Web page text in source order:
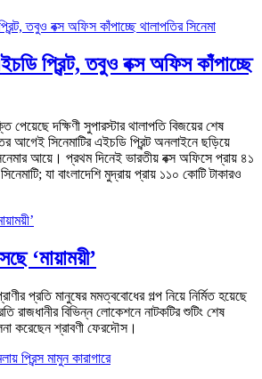
প্রিন্ট, তবুও বক্স অফিস কাঁপাচ্ছে
দক্ষিণী সুপারস্টার থালাপতি বিজয়ের শেষ
আগেই সিনেমাটির এইচডি প্রিন্ট অনলাইনে ছড়িয়ে
আয়ে। প্রথম দিনেই ভারতীয় বক্স অফিসে প্রায় ৪১
যা বাংলাদেশি মুদ্রায় প্রায় ১১০ কোটি টাকারও
‘মায়াময়ী’
প্রতি মানুষের মমত্ববোধের গল্প নিয়ে নির্মিত হয়েছে
রাজধানীর বিভিন্ন লোকেশনে নাটকটির শুটিং শেষ
করেছেন শ্রাবণী ফেরদৌস।